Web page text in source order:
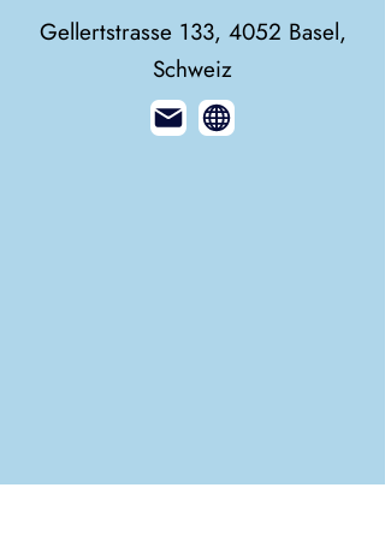
Gellertstrasse 133, 4052 Basel,
Schweiz